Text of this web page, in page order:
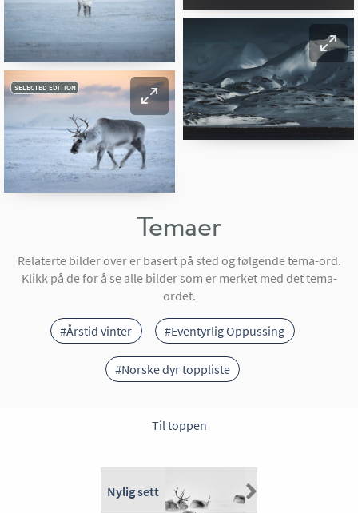
SELECTED EDITION
Temaer
Relaterte bilder over er basert på sted og følgende tema-ord.
Klikk på de for å se alle bilder som er merket med det tema-
ordet.
#Årstid vinter #Eventyrlig Oppussing
#Norske dyr toppliste
Til toppen
Nylig sett